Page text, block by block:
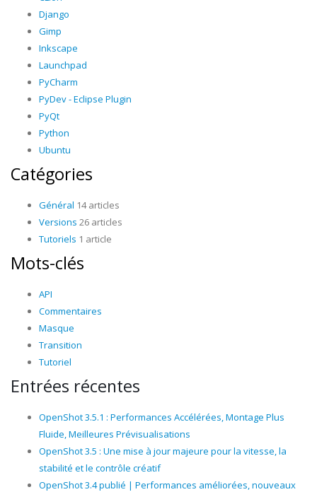
Django
Gimp
Inkscape
Launchpad
PyCharm
PyDev - Eclipse Plugin
PyQt
Python
Ubuntu
Catégories
Général 14 articles
Versions 26 articles
Tutoriels 1 article
Mots-clés
API
Commentaires
Masque
Transition
Tutoriel
Entrées récentes
OpenShot 3.5.1 : Performances Accélérées, Montage Plus
Fluide, Meilleures Prévisualisations
OpenShot 3.5 : Une mise à jour majeure pour la vitesse, la
stabilité et le contrôle créatif
OpenShot 3.4 publié | Performances améliorées, nouveaux